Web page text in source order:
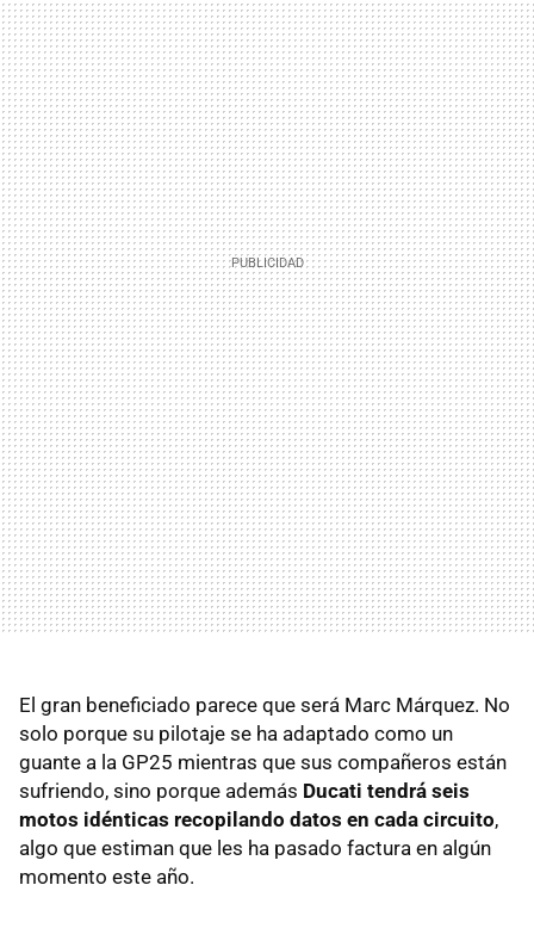
El gran beneficiado parece que será Marc Márquez. No
solo porque su pilotaje se ha adaptado como un
guante a la GP25 mientras que sus compañeros están
sufriendo, sino porque además Ducati tendrá seis
motos idénticas recopilando datos en cada circuito,
algo que estiman que les ha pasado factura en algún
momento este año.